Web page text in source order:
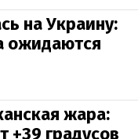
на Украину:
ожидаются
жара:
+39 градусов